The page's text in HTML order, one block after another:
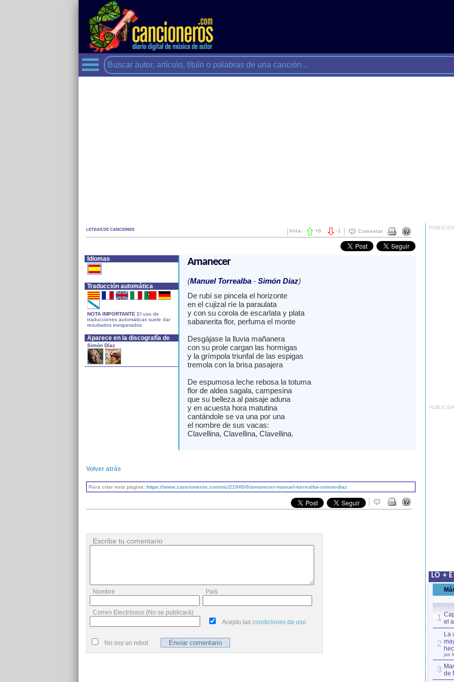
LETRAS DE CANCIONES Comentar
-1
Vota: +0
Idiomas
Traducción automática
NOTA IMPORTANTE El uso de
traducciones automáticas suele dar
resultados inesperados.
Aparece en la discografía de
Simón Díaz
Amanecer
(Manuel Torrealba- Simón Díaz)
De rubí se pincela el horizonte
en el cujizal ríe la paraulata
y con su corola de escarlata y plata
sabanerita flor, perfuma el monte
Desgájase la lluvia mañanera
con su prole cargan las hormigas
y la grímpola triunfal de las espigas
tremola con la brisa pasajera
De espumosa leche rebosa la totuma
flor de aldea sagala, campesina
que su belleza al paisaje aduna
y en acuesta hora matutina
cantándole se va una por una
el nombre de sus vacas:
Clavellina, Clavellina, Clavellina.
Volver atrás
Para citar esta página: https://www.cancioneros.com/nc/21945/0/amanecer-manuel-torrealba-simon-diaz
Escribe tu comentario
Nombre País
Correo Electrónico (No se publicará)
Acepto las condiciones de uso
No soy un robot
LO +
1 el
2
La
por
3 de